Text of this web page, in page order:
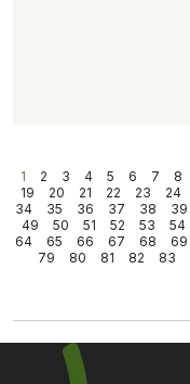
1 2 3 4 5 6 7 8
19
20 21 22 23 24
34
35 36 37 38 39
49
50 51 52 53 54
64
65 66 67 68 69
79
80 81 82 83